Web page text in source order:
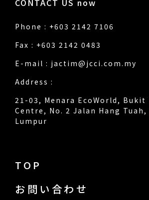
CONTACT US now
Phone : +603 2142 7106
Fax : +603 2142 0483
E-mail : jactim@jcci.com.my
Address :
21-03, Menara EcoWorld,
Centre, No. 2 Jalan Hang Tuah,
Lumpur
TOP
お問い合わせ